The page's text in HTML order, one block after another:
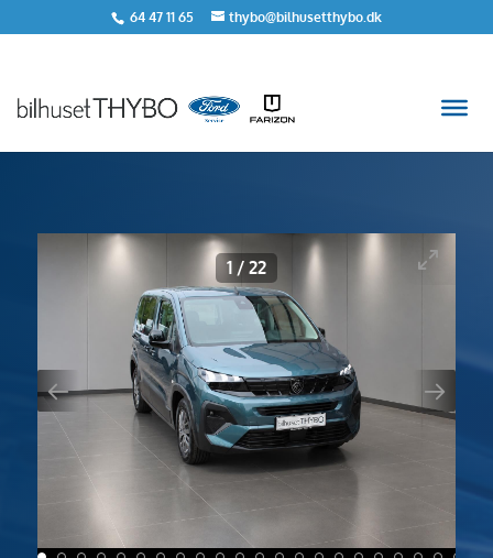
64 47 11 65 thybo@bilhusetthybo.dk
<Tilbage til søgeresultat
1/ 22